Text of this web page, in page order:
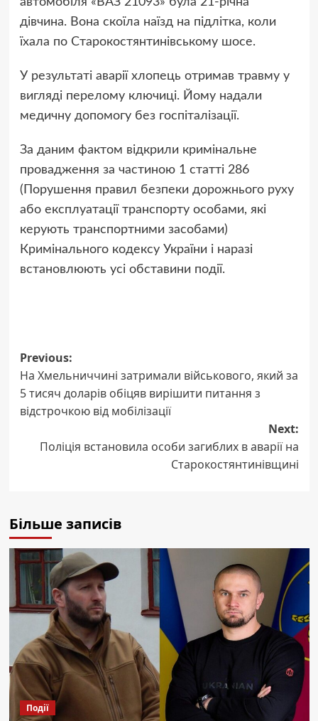
дівчина. Вона скоїла наїзд на підлітка, коли
їхала по Старокостянтинівському шосе.
У результаті аварії хлопець отримав травму у
вигляді перелому ключиці. Йому надали
медичну допомогу без госпіталізації.
За даним фактом відкрили кримінальне
провадження за частиною 1 статті 286
(Порушення правил безпеки дорожнього руху
або експлуатації транспорту особами, які
керують транспортними засобами)
Кримінального кодексу України і наразі
встановлюють усі обставини події.
Post
navigation
Previous:
На Хмельниччині затримали військового, який за
5 тисяч доларів обіцяв вирішити питання з
відстрочкою від мобілізації
Next:
Поліція встановила особи загиблих в аварії на
Старокостянтинівщині
Більше записів
Події